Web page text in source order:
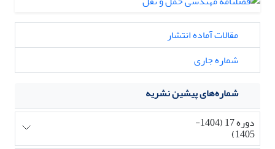
مقالات آماده انتشار
شماره جاری
شماره‌های پیشین نشریه
دوره 17 (1404-
1405)